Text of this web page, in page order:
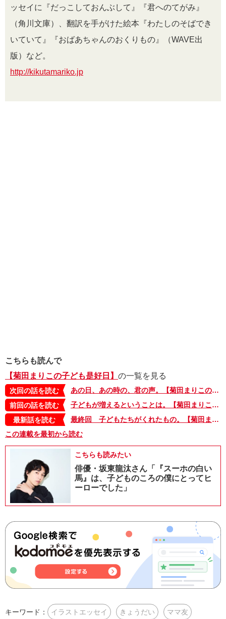
ッセイに『だっこしておんぶして』『君へのてがみ』
（角川文庫）、翻訳を手がけた絵本『わたしのそばでき
いていて』『おばあちゃんのおくりもの』（WAVE出
版）など。
http://kikutamariko.jp
こちらも読んで
【菊田まりこの子ども是好日】 の一覧を見る
次回の話を読む
あの日、あの時の、君の声。【菊田まりこの子ども是好日・19】
前回の話を読む
子どもが増えるということは。【菊田まりこの子ども是好日・17】
最新話を読む
最終回 子どもたちがくれたもの。【菊田まりこの子ども是好日・２０】
この連載を最初から読む
こちらも読みたい
俳優・坂東龍汰さん「『スーホの白い
馬』は、子どものころの僕にとってヒ
ーローでした」
キーワード： イラストエッセイ きょうだい ママ友